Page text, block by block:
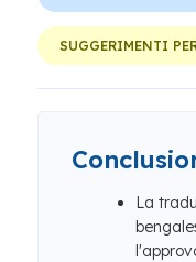
SUGGERIMENTI
La